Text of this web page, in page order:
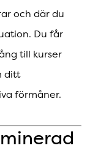
och där du
Du får
till kurser
ditt
förmåner.